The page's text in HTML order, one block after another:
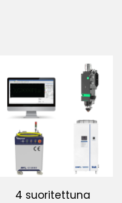
4 suoritettuna